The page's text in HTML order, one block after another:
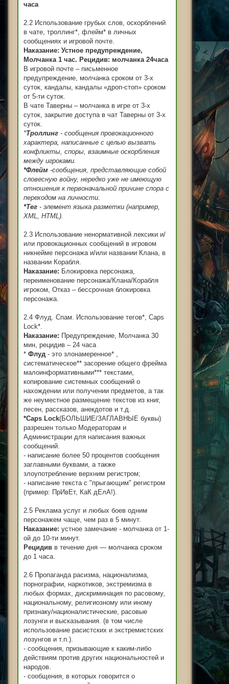
часа
2.2 Использование грубых слов, оскорблений
в чате, троллинг*, флейм* в личных
сообщениях и игровой почте.
Наказание: Устное предупреждение,
Молчанка 1 час. Рецидив: молчанка 24часа
В игровой почте – письменное
предупреждение, молчанка сроком от 3-х
суток, кандалы, кандалы «дроп-стоп» сроком
от 5-ти суток.
В чате Таверны – молчанка в игре от 3-х
суток, закрытие доступа в чат Таверны от 3-х
суток.
*Троллинг - сообщения провокационного
характера, написанные с целью вызвать
конфликты, споры, взаимные оскорбления
между игроками.
*Флейм -сообщения, представляющие собой
словесную войну, нередко уже не имеющую
отношения к первоначальной причине спора с
переходом на личности.
*Тег - элемент языка разметки (например,
XML, HTML).
2.3 Использование ненормативной лексики и/
или провокационных сообщений в игровом
никнейме персонажа и/или названии Клана, в
названии Корабля.
Наказание: Блокировка персонажа,
переименование персонажа/Клана/Корабля
игроком, Отказ – бессрочная блокировка
персонажа.
2.4 Флуд. Спам. Использование тегов*, Caps
Lock*.
Наказание: Предупреждение, Молчанка 30
мин, рецидив – 24 часа
* Флуд - это злонамеренное* ,
систематическое** засорение общего фрейма
малоинформативными*** текстами,
копирование системных сообщений о
нахождении или получении предметов, а так
же неуместное размещение текстов из книг,
песен, рассказов, анекдотов и т.д.
*Сaps Lock(БОЛЬШИЕ/ЗАГЛАВНЫЕ буквы)
разрешен только Модераторам и
Администрации для написания важных
сообщений.
- написание более 50 процентов сообщения
заглавными буквами, а также
злоупотребление верхним регистром;
- написание текста с "прыгающим" регистром
(пример: ПрИвЕт, КаК дЕлА!).
2.5 Реклама услуг и любых боев одним
персонажем чаще, чем раз в 5 минут.
Наказание: устное замечание - молчанка от 1-
ой до 10-ти минут.
Рецидив в течение дня — молчанка сроком
до 1 часа.
2.6 Пропаганда расизма, национализма,
порнографии, наркотиков, экстремизма в
любых формах, дискриминация по расовому,
национальному, религиозному или иному
признаку/националистические, расовые
лозунги и высказывания. (в том числе
использование расистских и экстремистских
лозунгов и т.п.).
- сообщения, призывающие к каким-либо
действиям против других национальностей и
народов.
- сообщения, в которых говорится о